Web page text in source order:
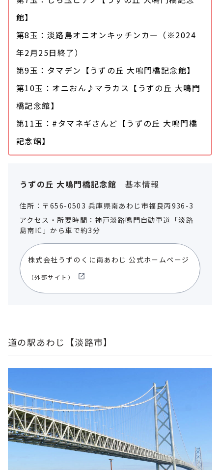
館】
第8玉：淡路島オニオンキッチンカー（※2024
年2月25日終了）
第9玉：タマデン【うずの丘 大鳴門橋記念館】
第10玉：オニおん♪マラカス【うずの丘 大鳴門
橋記念館】
第11玉：#タマネギさんど【うずの丘 大鳴門橋
記念館】
うずの丘 大鳴門橋記念館 基本情報
住所：〒656-0503 兵庫県南あわじ市福良丙936-3
アクセス・所要時間：神戸淡路鳴門自動車道「淡路
島南IC」から車で約3分
株式会社うずのくに南あわじ 公式ホームページ
（外部サイト）
道の駅あわじ【淡路市】